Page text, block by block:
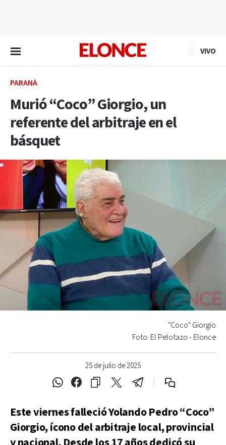
VIVO
PARANÁ
Murió “Coco” Giorgio, un
referente del arbitraje en el
básquet
25 de julio de 2025
"Coco" Giorgio
Foto: El Pelotazo - Elonce
Este viernes falleció Yolando Pedro “Coco”
Giorgio, ícono del arbitraje local, provincial